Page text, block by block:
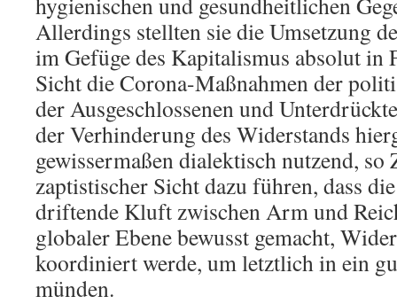
Allerdings stellten sie die Umsetzung
im Gefüge des Kapitalismus absolut in
Sicht die Corona-Maßnahmen der
der Ausgeschlossenen und
der Verhinderung des Widerstands
gewissermaßen dialektisch nutzend,
zaptistischer Sicht dazu führen, dass
driftende Kluft zwischen Arm und
globaler Ebene bewusst gemacht,
koordiniert werde, um letztlich in ein
münden.